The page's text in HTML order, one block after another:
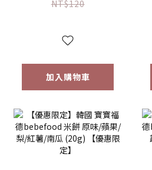
(80ml)
NT$120
加入購物車